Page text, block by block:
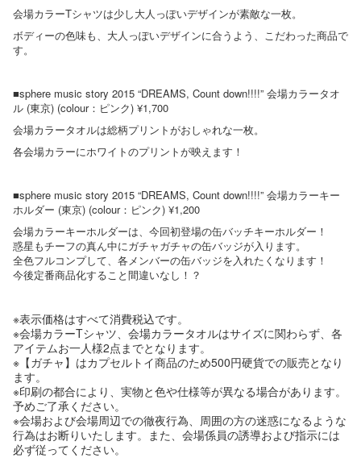
会場カラーTシャツは少し大人っぽいデザインが素敵な一枚。
ボディーの色味も、大人っぽいデザインに合うよう、こだわった商品で
す。
■sphere music story 2015 “DREAMS, Count down!!!!” 会場カラータオ
ル (東京) (colour：ピンク) ¥1,700
会場カラータオルは総柄プリントがおしゃれな一枚。
各会場カラーにホワイトのプリントが映えます！
■sphere music story 2015 “DREAMS, Count down!!!!” 会場カラーキー
ホルダー (東京) (colour：ピンク) ¥1,200
会場カラーキーホルダーは、今回初登場の缶バッチキーホルダー！
惑星もチーフの真ん中にガチャガチャの缶バッジが入ります。
全色フルコンプして、各メンバーの缶バッジを入れたくなります！
今後定番商品化すること間違いなし！？
※表示価格はすべて消費税込です。
※会場カラーTシャツ、会場カラータオルはサイズに関わらず、各
アイテムお一人様2点までとなります。
※【ガチャ】はカプセルトイ商品のため500円硬貨での販売となり
ます。
※印刷の都合により、実物と色や仕様等が異なる場合があります。
予めご了承ください。
※会場および会場周辺での徹夜行為、周囲の方の迷惑になるような
行為はお断りいたします。また、会場係員の誘導および指示には
必ず従ってください。